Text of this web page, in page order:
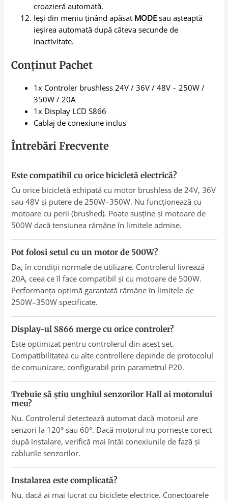
croazieră automată.
Ieși din meniu ținând apăsat MODE sau așteaptă
ieșirea automată după câteva secunde de
inactivitate.
Conținut Pachet
1x Controler brushless 24V / 36V / 48V – 250W /
350W / 20A
1x Display LCD S866
Cablaj de conexiune inclus
Întrebări Frecvente
Este compatibil cu orice bicicletă electrică?
Cu orice bicicletă echipată cu motor brushless de 24V, 36V
sau 48V și putere de 250W–350W. Nu funcționează cu
motoare cu perii (brushed). Poate susține și motoare de
500W dacă tensiunea rămâne în limitele admise.
Pot folosi setul cu un motor de 500W?
Da, în condiții normale de utilizare. Controlerul livrează
20A, ceea ce îl face compatibil și cu motoare de 500W.
Performanța optimă garantată rămâne în limitele de
250W–350W specificate.
Display-ul S866 merge cu orice controler?
Este optimizat pentru controlerul din acest set.
Compatibilitatea cu alte controllere depinde de protocolul
de comunicare, configurabil prin parametrul P20.
Trebuie să știu unghiul senzorilor Hall ai motorului
meu?
Nu. Controlerul detectează automat dacă motorul are
senzori la 120° sau 60°. Dacă motorul nu pornește corect
după instalare, verifică mai întâi conexiunile de fază și
cablurile senzorilor.
Instalarea este complicată?
Nu, dacă ai mai lucrat cu biciclete electrice. Conectoarele